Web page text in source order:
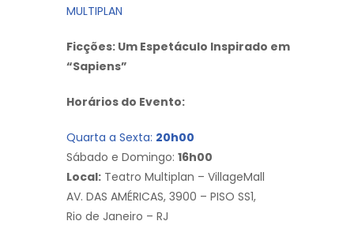
MULTIPLAN
Ficções: Um Espetáculo Inspirado em
“Sapiens”
Horários do Evento:
Quarta a Sexta: 20h00
Sábado e Domingo: 16h00
Local: Teatro Multiplan – VillageMall
AV. DAS AMÉRICAS, 3900 – PISO SS1,
Rio de Janeiro – RJ